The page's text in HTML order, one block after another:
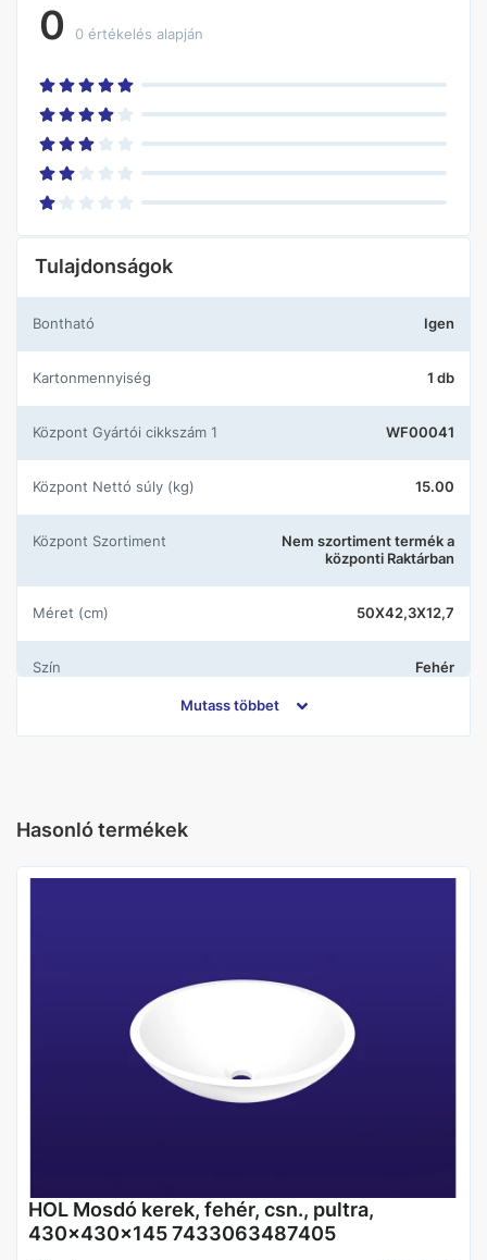
0 0 értékelés alapján
Tulajdonságok
Bontható Igen
Kartonmennyiség 1 db
központ Gyártói cikkszám 1 WF00041
központ Nettó súly (kg) 15.00
központ Szortiment
Nem szortiment termék a
központi Raktárban
Méret (cm) 50X42,3X12,7
Szín Fehér
Csaplyuk
Mutass többet
Hasonló termékek
HOL Mosdó kerek, fehér, csn., pultra,
430x430x145 7433063487405